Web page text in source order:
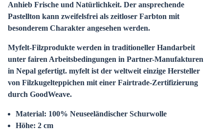
Anhieb Frische und Natürlichkeit. Der ansprechende
Pastellton kann zweifelsfrei als zeitloser Farbton mit
besonderem Charakter angesehen werden.
Myfelt-Filzprodukte werden in traditioneller Handarbeit
unter fairen Arbeitsbedingungen in Partner-Manufakturen
in Nepal gefertigt. myfelt ist der weltweit einzige Hersteller
von Filzkugelteppichen mit einer Fairtrade-Zertifizierung
durch GoodWeave.
Material: 100% Neuseeländischer Schurwolle
Höhe: 2 cm